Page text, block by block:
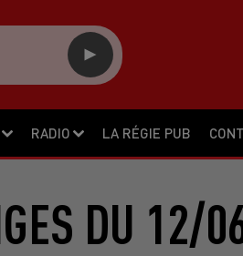
RADIO LA RÉGIE PUB
DU 12/